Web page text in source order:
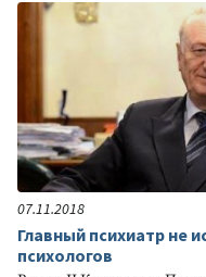
07.11.2018
Главный психиатр не
психологов